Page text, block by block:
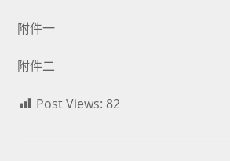
附件一
附件二
Post Views: 82